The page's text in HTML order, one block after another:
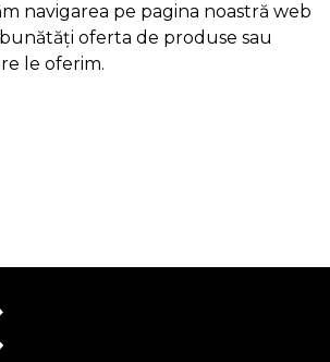
navigarea pe pagina noastră web
oferta de produse sau
le oferim.